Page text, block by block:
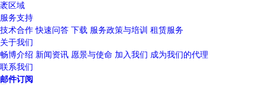
袤区域
服务支持
技术合作 快速问答 下载 服务政策与培训 租赁服务
关于我们
畅博介绍 新闻资讯 愿景与使命 加入我们 成为我们的代理
联系我们
邮件订阅